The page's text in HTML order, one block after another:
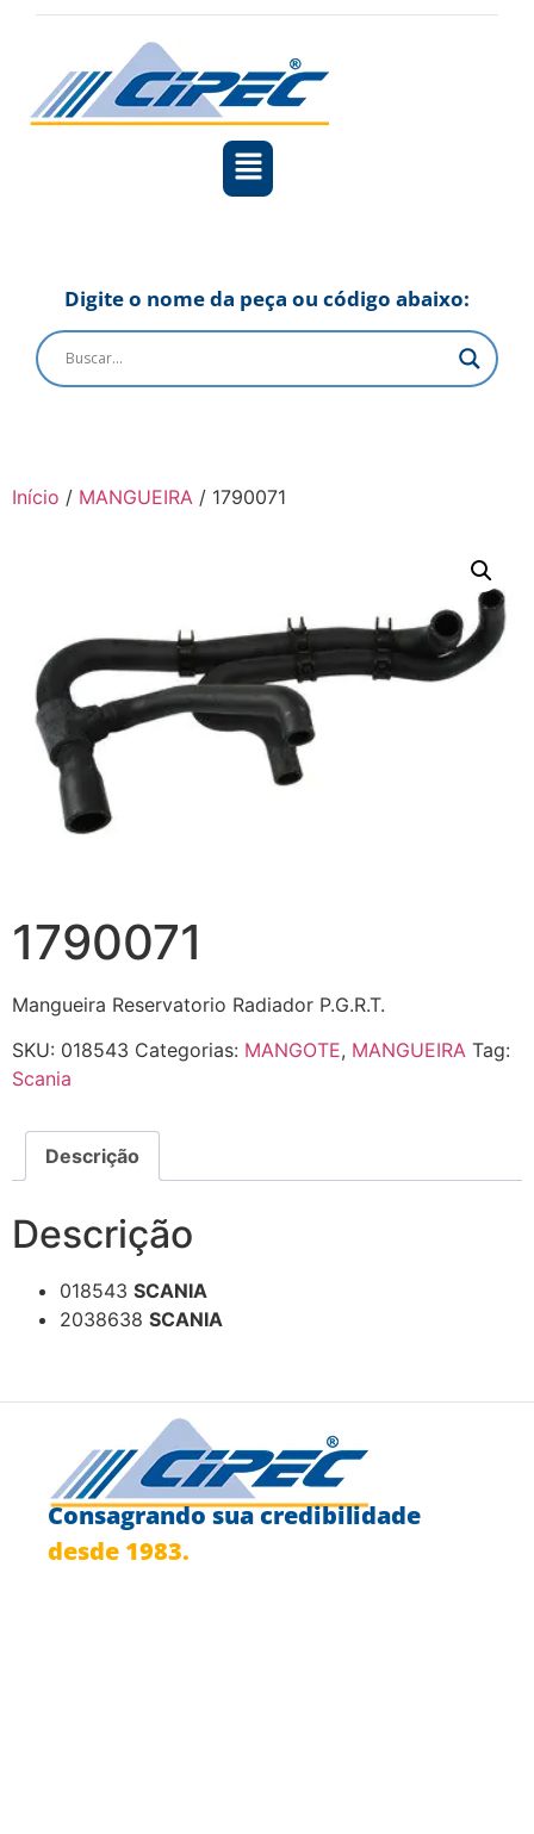
Digite o nome da peça ou código abaixo:
Início / MANGUEIRA / 1790071
1790071
Mangueira Reservatorio Radiador P.G.R.T.
SKU: 018543 Categorias: MANGOTE, MANGUEIRA Tag:
Scania
Descrição
Descrição
018543 SCANIA
2038638 SCANIA
Consagrando sua credibilidade
desde 1983.